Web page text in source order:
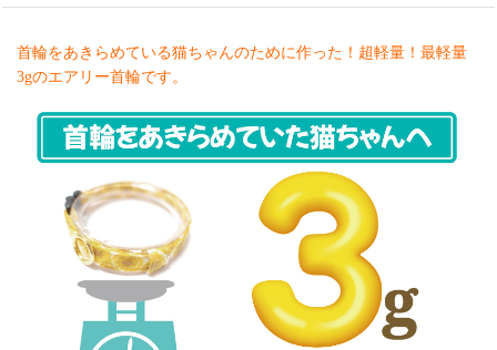
首輪をあきらめている猫ちゃんのために作った！超軽量！ 最軽量
3gのエアリー首輪です。